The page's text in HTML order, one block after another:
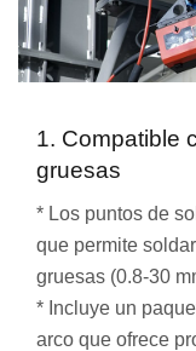
1. Compatible
gruesas
* Los puntos de
que permite
gruesas (0.8-30
* Incluye un
arco que ofrece